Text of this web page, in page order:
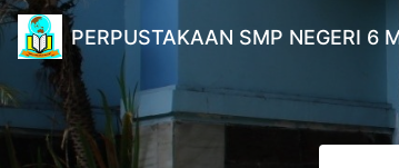
PERPUSTAKAAN SMP NEGERI 6